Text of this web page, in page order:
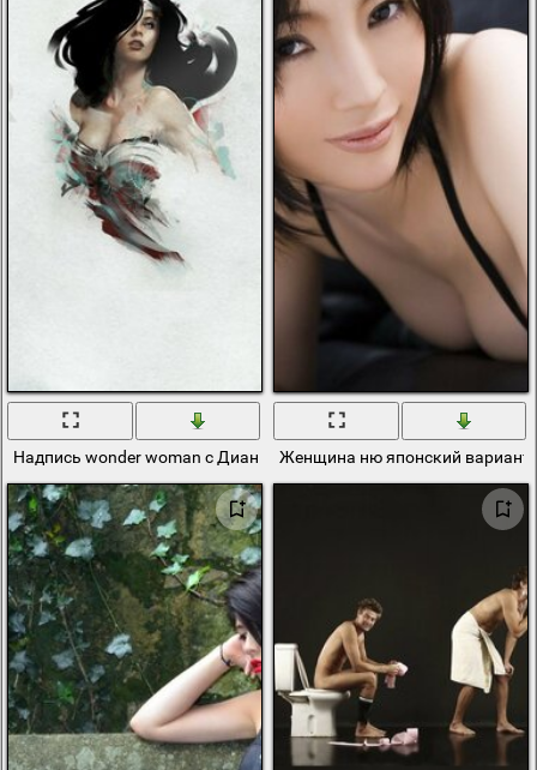
Надпись wonder woman с Дианой на белом фонЖенщина ню японский вариант